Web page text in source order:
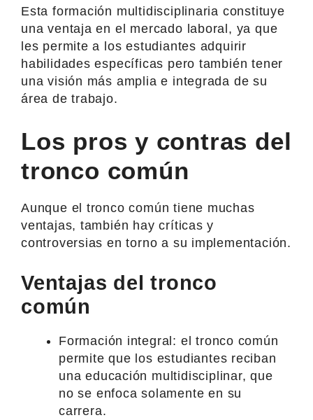
Esta formación multidisciplinaria constituye
una ventaja en el mercado laboral, ya que
les permite a los estudiantes adquirir
habilidades específicas pero también tener
una visión más amplia e integrada de su
área de trabajo.
Los pros y contras del
tronco común
Aunque el tronco común tiene muchas
ventajas, también hay críticas y
controversias en torno a su implementación.
Ventajas del tronco
común
Formación integral: el tronco común
permite que los estudiantes reciban
una educación multidisciplinar, que
no se enfoca solamente en su
carrera.